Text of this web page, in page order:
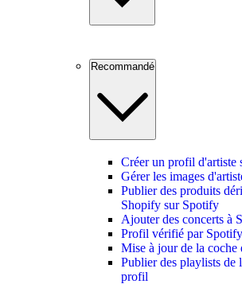
Recommandé
Créer un profil d'artiste
Gérer les images
Publier des produits
Shopify sur Spotify
Ajouter des concerts à
Profil vérifié par Spotify
Mise à jour de la coche
Publier des playlists de
profil